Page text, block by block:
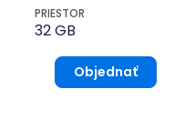
PRIESTOR
32 GB
Objednať